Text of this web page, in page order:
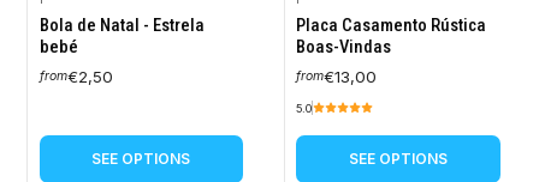
Bola de Natal - Estrela
bebé
from€2,50
SEE OPTIONS
Placa Casamento Rústica
Boas-Vindas
from€13,00
5.0
SEE OPTIONS